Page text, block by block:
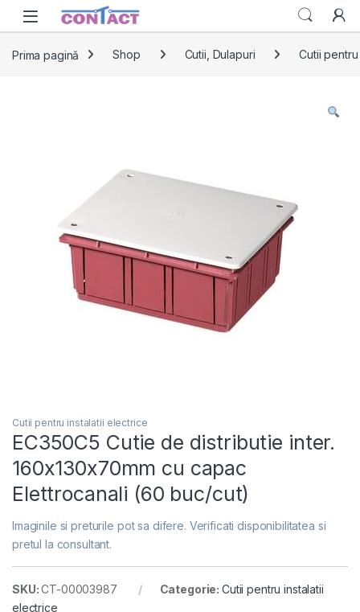
Skip to navigation
Skip to content
Prima pagină Shop Cutii, Dulapuri Cutii
Cutii pentru instalatii electrice
EC350C5 Cutie de distributie inter.
160x130x70mm cu capac
Elettrocanali (60 buc/cut)
Imaginile si preturile pot sa difere. Verificati disponibilitatea si
pretul la consultant.
SKU:CT-00003987 Categorie: Cutii pentru instalatii
electrice